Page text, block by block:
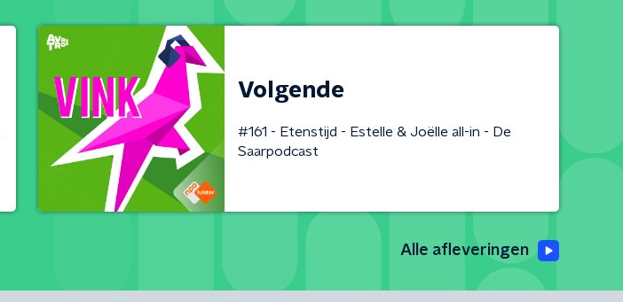
Volgende
#161 - Etenstijd - Estelle & Joëlle all-in - De
Saarpodcast
Alle afleveringen